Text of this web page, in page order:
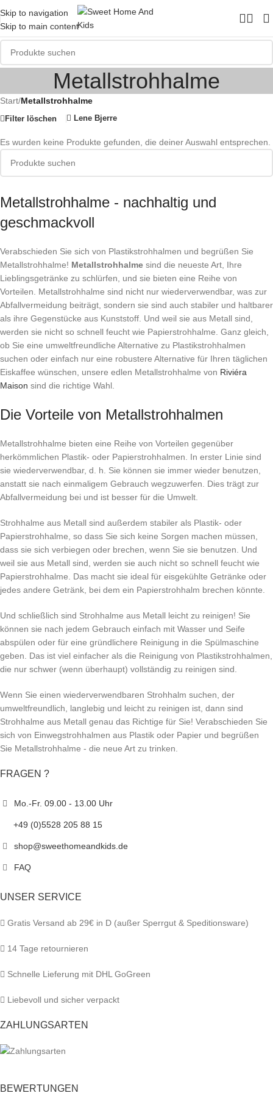
Skip to navigation
Skip to main content
Metallstrohhalme
Start/Metallstrohhalme
Filter löschen Lene Bjerre
Es wurden keine Produkte gefunden, die deiner Auswahl entsprechen.
Metallstrohhalme - nachhaltig und
geschmackvoll
Verabschieden Sie sich von Plastikstrohhalmen und begrüßen Sie
Metallstrohhalme! Metallstrohhalme sind die neueste Art, Ihre
Lieblingsgetränke zu schlürfen, und sie bieten eine Reihe von
Vorteilen. Metallstrohhalme sind nicht nur wiederverwendbar, was zur
Abfallvermeidung beiträgt, sondern sie sind auch stabiler und haltbarer
als ihre Gegenstücke aus Kunststoff. Und weil sie aus Metall sind,
werden sie nicht so schnell feucht wie Papierstrohhalme. Ganz gleich,
ob Sie eine umweltfreundliche Alternative zu Plastikstrohhalmen
suchen oder einfach nur eine robustere Alternative für Ihren täglichen
Eiskaffee wünschen, unsere edlen Metallstrohhalme von Riviéra
Maison sind die richtige Wahl.
Die Vorteile von Metallstrohhalmen
Metallstrohhalme bieten eine Reihe von Vorteilen gegenüber
herkömmlichen Plastik- oder Papierstrohhalmen. In erster Linie sind
sie wiederverwendbar, d. h. Sie können sie immer wieder benutzen,
anstatt sie nach einmaligem Gebrauch wegzuwerfen. Dies trägt zur
Abfallvermeidung bei und ist besser für die Umwelt.
Strohhalme aus Metall sind außerdem stabiler als Plastik- oder
Papierstrohhalme, so dass Sie sich keine Sorgen machen müssen,
dass sie sich verbiegen oder brechen, wenn Sie sie benutzen. Und
weil sie aus Metall sind, werden sie auch nicht so schnell feucht wie
Papierstrohhalme. Das macht sie ideal für eisgekühlte Getränke oder
jedes andere Getränk, bei dem ein Papierstrohhalm brechen könnte.
Und schließlich sind Strohhalme aus Metall leicht zu reinigen! Sie
können sie nach jedem Gebrauch einfach mit Wasser und Seife
abspülen oder für eine gründlichere Reinigung in die Spülmaschine
geben. Das ist viel einfacher als die Reinigung von Plastikstrohhalmen,
die nur schwer (wenn überhaupt) vollständig zu reinigen sind.
Wenn Sie einen wiederverwendbaren Strohhalm suchen, der
umweltfreundlich, langlebig und leicht zu reinigen ist, dann sind
Strohhalme aus Metall genau das Richtige für Sie! Verabschieden Sie
sich von Einwegstrohhalmen aus Plastik oder Papier und begrüßen
Sie Metallstrohhalme - die neue Art zu trinken.
FRAGEN ?
Mo.-Fr. 09.00 - 13.00 Uhr
+49 (0)5528 205 88 15
shop@sweethomeandkids.de
FAQ
UNSER SERVICE
Gratis Versand ab 29€ in D (außer Sperrgut & Speditionsware)
14 Tage retournieren
Schnelle Lieferung mit DHL GoGreen
Liebevoll und sicher verpackt
ZAHLUNGSARTEN
BEWERTUNGEN